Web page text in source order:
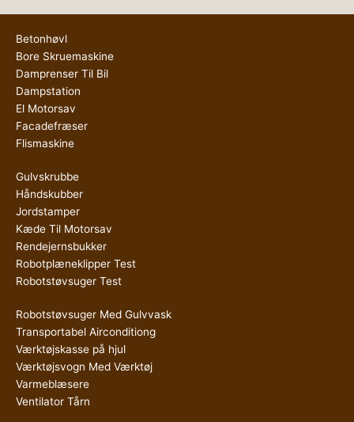
Betonhøvl
Bore Skruemaskine
Damprenser Til Bil
Dampstation
El Motorsav
Facadefræser
Flismaskine
Gulvskrubbe
Håndskubber
Jordstamper
Kæde Til Motorsav
Rendejernsbukker
Robotplæneklipper Test
Robotstøvsuger Test
Robotstøvsuger Med Gulvvask
Transportabel Airconditiong
Værktøjskasse på hjul
Værktøjsvogn Med Værktøj
Varmeblæsere
Ventilator Tårn